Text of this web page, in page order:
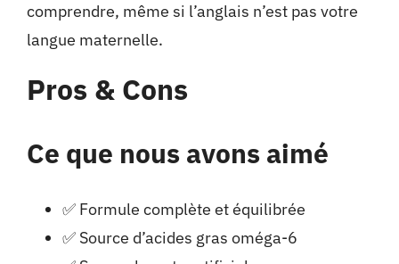
comprendre, même si l’anglais n’est pas votre
langue maternelle.
Pros & Cons
Ce que nous avons aimé
✅ Formule complète et équilibrée
✅ Source d’acides gras oméga-6